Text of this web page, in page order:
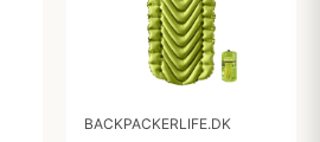
BACKPACKERLIFE.DK